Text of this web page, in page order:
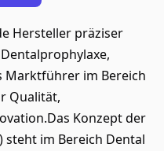
Hersteller präziser
Marktführer im Bereich
Qualität,
Konzept der
steht im Bereich Dental